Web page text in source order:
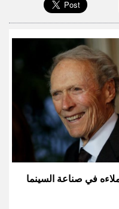
في صناعة السينما